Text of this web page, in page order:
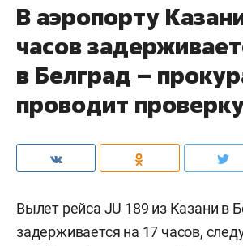
В аэропорту
часов
в Белград –
проводит
Вылет рейса JU 189 из Казани в
задерживается на 17 часов,